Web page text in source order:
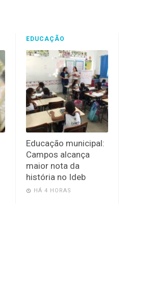
EDUCAÇÃO
Educação municipal:
Campos alcança
maior nota da
história no Ideb
HÁ 4 HORAS